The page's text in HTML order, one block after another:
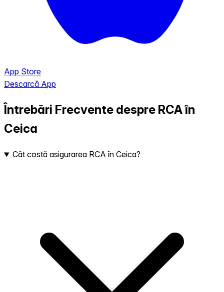
App Store
Descarcă App
Întrebări Frecvente despre RCA în
Ceica
Cât costă asigurarea RCA în Ceica?